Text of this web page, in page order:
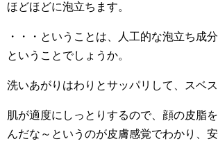
ほどほどに泡立ちます。
・・・ということは、人工的な泡立ち成
ということでしょうか。
洗いあがりはわりとサッパリして、スベス
肌が適度にしっとりするので、顔の皮脂
んだな～というのが皮膚感覚でわかり、